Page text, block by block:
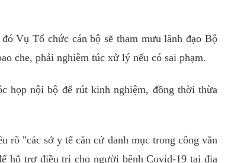
Vụ Tổ chức cán bộ sẽ tham mưu lãnh đạo Bộ
che, phải nghiêm túc xử lý nếu có sai phạm.
họp nội bộ để rút kinh nghiệm, đồng thời thừa
rõ "các sở y tế căn cứ danh mục trong công văn
hỗ trợ điều trị cho người bệnh Covid-19 tại địa